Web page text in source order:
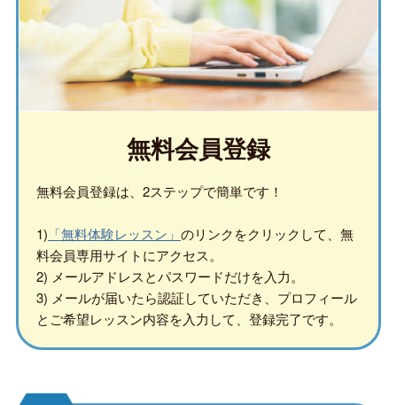
無料会員登録
無料会員登録は、2ステップで簡単です！
1) 「無料体験レッスン」 のリンクをクリックして、無
料会員専用サイトにアクセス。
2) メールアドレスとパスワードだけを入力。
3) メールが届いたら認証していただき、プロフィール
とご希望レッスン内容を入力して、登録完了です。